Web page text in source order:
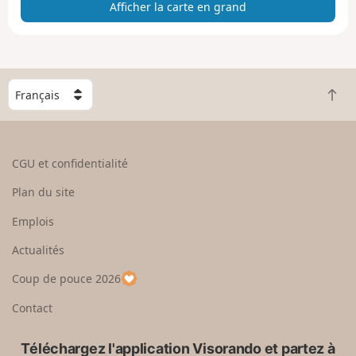
t
e
n
Afficher la carte en grand
C
h
o
e
u
p
a
R
e
CGU et confidentialité
Plan du site
Emplois
Actualités
Coup de pouce 2026
Contact
Téléchargez l'application Visorando et partez à